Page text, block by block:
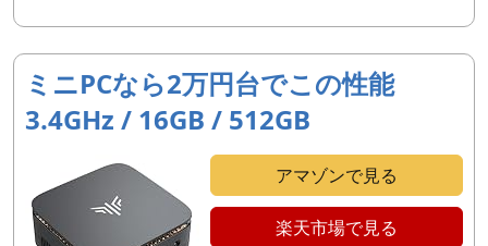
ミニPCなら2万円台でこの性能
3.4GHz / 16GB / 512GB
アマゾンで見る
楽天市場で見る